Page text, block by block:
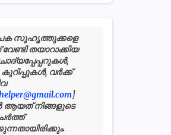
സുഹൃത്തുക്കളെ
തയാറാക്കിയ
വർക്ക്
]
ആയത് നിങ്ങളുടെ